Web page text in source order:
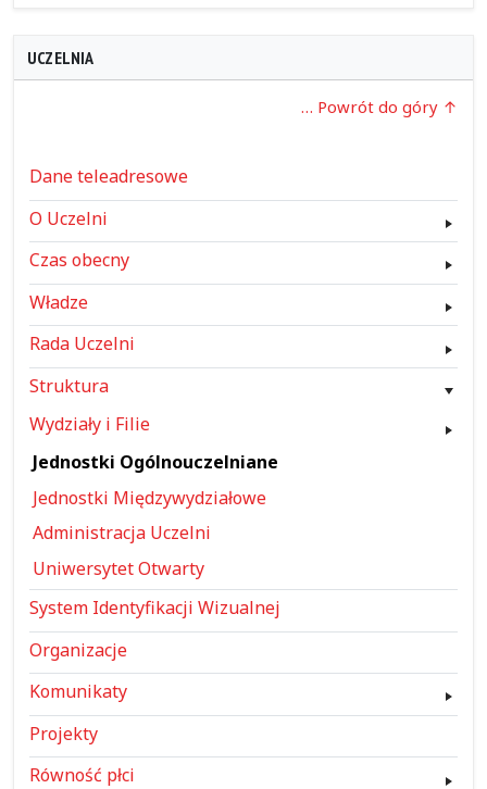
UCZELNIA
… Powrót do góry
Dane teleadresowe
O Uczelni
Czas obecny
Władze
Rada Uczelni
Struktura
Wydziały i Filie
Jednostki Ogólnouczelniane
Jednostki Międzywydziałowe
Administracja Uczelni
Uniwersytet Otwarty
System Identyfikacji Wizualnej
Organizacje
Komunikaty
Projekty
Równość płci